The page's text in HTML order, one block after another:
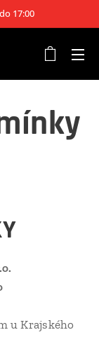
17:00
u Krajského